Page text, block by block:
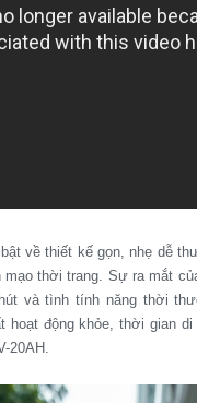
về thiết kế gọn, nhẹ dễ
thời trang. Sự ra mắt
và tình tính năng thời
hoạt động khỏe, thời gian